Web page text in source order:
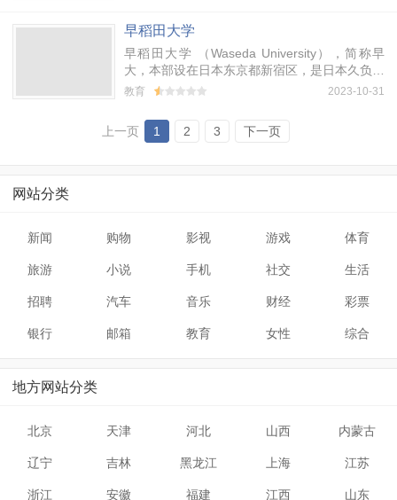
争，对办学和学生的培养都不利，建议在当时的
西京-京都建一所大学，1897年议案被通过，大
学得以诞生，当时定名为京都帝国大学。
早稻田大学
早稻田大学 （Waseda University），简称早
大，本部设在日本东京都新宿区，是日本久负盛
名的大学。1882年伴随着“学问要*”的宣言声，
的早稻田大学，已发展成为一所世界知名的学
府。
教育 2023-10-31
上一页 1 2 3 下一页
网站分类
新闻 购物 影视 游戏 体育
旅游 小说 手机 社交 生活
招聘 汽车 音乐 财经 彩票
银行 邮箱 教育 女性 综合
地方网站分类
北京 天津 河北 山西 内蒙古
辽宁 吉林 黑龙江 上海 江苏
浙江 安徽 福建 江西 山东